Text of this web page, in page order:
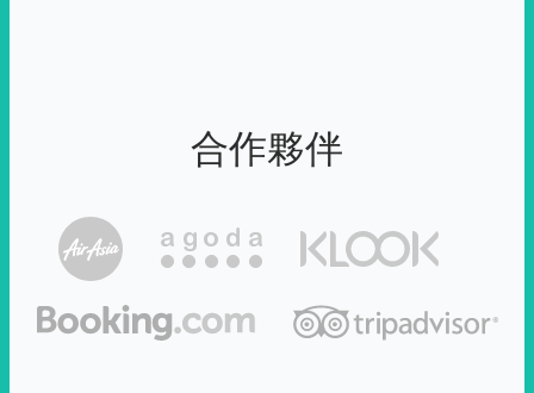
合作夥伴